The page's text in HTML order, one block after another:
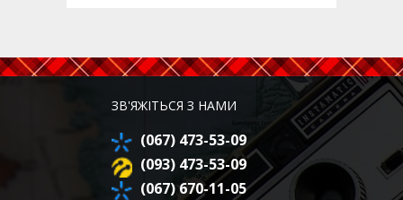
ЗВ'ЯЖІТЬСЯ З НАМИ
(067) 473-53-09
(093) 473-53-09
(067) 670-11-05